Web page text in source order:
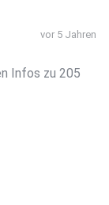
vor 5 Jahren
Infos zu 205